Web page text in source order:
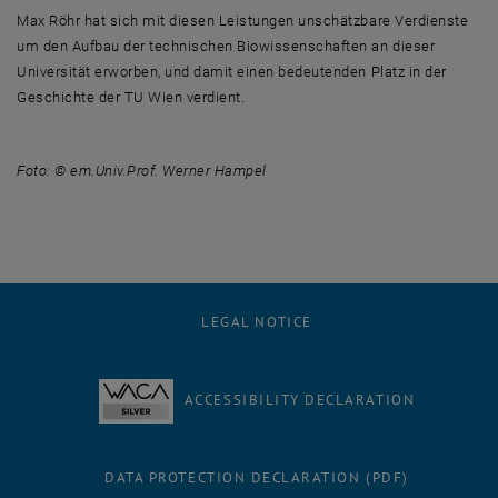
Max Röhr hat sich mit diesen Leistungen unschätzbare Verdienste
um den Aufbau der technischen Biowissenschaften an dieser
Universität erworben, und damit einen bedeutenden Platz in der
Geschichte der TU Wien verdient.
Foto: © em.Univ.Prof. Werner Hampel
LEGAL NOTICE
ACCESSIBILITY DECLARATION
DATA PROTECTION DECLARATION (PDF)